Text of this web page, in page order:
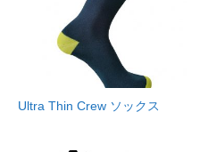
Ultra Thin Crew ソックス